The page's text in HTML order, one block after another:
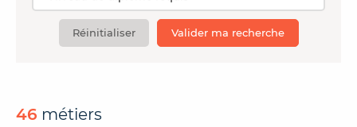
Espace recruteur
Valider ma recherche
Réinitialiser
46 métiers